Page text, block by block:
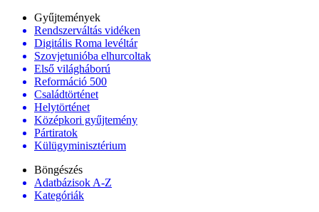
Gyűjtemények
Rendszerváltás vidéken
Digitális Roma levéltár
Szovjetunióba elhurcoltak
Első világháború
Reformáció 500
Családtörténet
Helytörténet
Középkori gyűjtemény
Pártiratok
Külügyminisztérium
Böngészés
Adatbázisok A-Z
Kategóriák